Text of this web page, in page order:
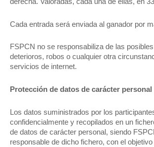
derecha. Valoradas, cada una de ellas, en
Cada entrada será enviada al ganador por
FSPCN no se responsabiliza de las
deterioros, robos o cualquier otra
servicios de internet.
Protección de datos de carácter personal
Los datos suministrados por los
confidencialmente y recopilados en un
de datos de carácter personal, siendo
responsable de dicho fichero, con el